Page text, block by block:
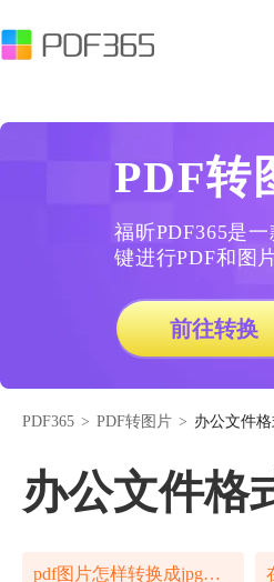
PDF转
福昕PDF365是
键进行PDF和图
前往转换
PDF365 > PDF转图片 > 办公文件
办公文件格
pdf图片怎样转换成jpg格式